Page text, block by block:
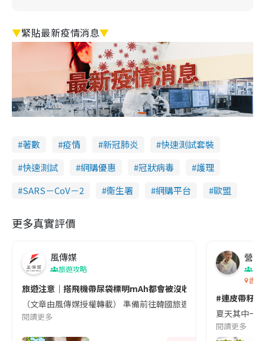
▼緊貼最新疫情消息▼
著數 疫情 新冠肺炎
快速測試套裝
快速測試
網購優惠 冠狀病毒
護理
SARS－CoV－2
衞生署 網購平台 歐盟
更多真實評價
風傳媒
旅遊攻略
旅遊注意｜搭飛機帶尿袋標明mAh都會被沒收😱出發前切記檢查
（文章由風傳媒授權轉載） 準備前往韓國旅遊的民眾，近期要
閱讀更多
營養
香港
#連皮帶籽
夏天其中一
閱讀更多